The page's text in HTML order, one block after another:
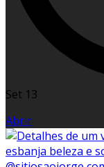
Set 13
Abrir